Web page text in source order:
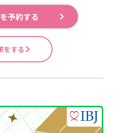
予約する
をする